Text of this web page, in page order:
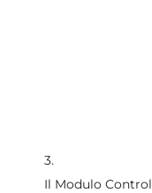
3.
Il Modulo